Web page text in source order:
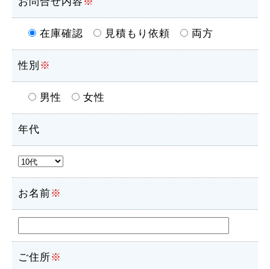
お問合せ内容 ※
在庫確認 見積もり依頼 両方
性別 ※
男性 女性
年代
お名前 ※
ご住所 ※